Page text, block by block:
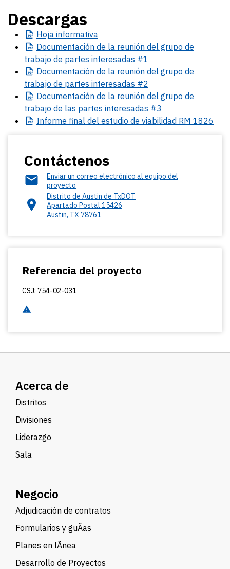
Descargas
Hoja informativa
Documentación de la reunión del grupo de
trabajo de partes interesadas #1
Documentación de la reunión del grupo de
trabajo de partes interesadas #2
Documentación de la reunión del grupo de
trabajo de las partes interesadas #3
Informe final del estudio de viabilidad RM 1826
Contáctenos
Enviar un correo electrónico al equipo del
proyecto
Distrito de Austin de TxDOT
Apartado Postal 15426
Austin, TX 78761
Referencia del proyecto
CSJ: 754-02-031
Acerca de
Distritos
Divisiones
Liderazgo
Sala
Negocio
Adjudicación de contratos
Formularios y guÃ­as
Planes en lÃ­nea
Desarrollo de Proyectos